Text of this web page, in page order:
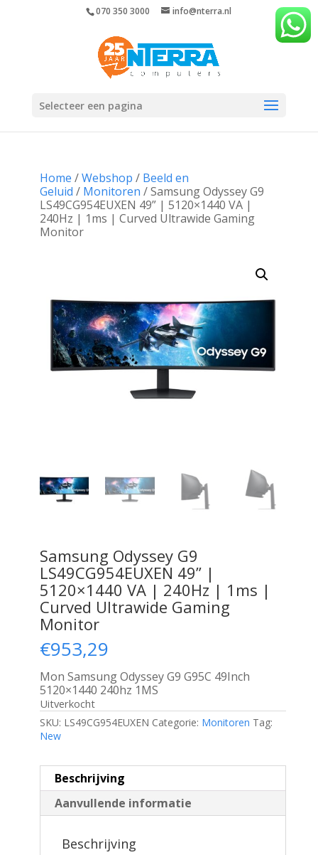
070 350 3000 info@nterra.nl
Selecteer een pagina
Home /Webshop / Beeld en
Geluid / Monitoren / Samsung Odyssey G9
LS49CG954EUXEN 49” | 5120×1440 VA |
240Hz | 1ms | Curved Ultrawide Gaming
Monitor
Samsung Odyssey G9
LS49CG954EUXEN 49” |
5120×1440 VA | 240Hz | 1ms |
Curved Ultrawide Gaming
Monitor
€953,29
Mon Samsung Odyssey G9 G95C 49Inch
5120×1440 240hz 1MS
Uitverkocht
SKU: LS49CG954EUXEN Categorie: Monitoren Tag:
New
Beschrijving
Aanvullende informatie
Beschrijving